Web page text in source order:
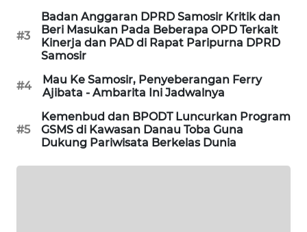
#3
Badan Anggaran DPRD Samosir Kritik dan
Beri Masukan Pada Beberapa OPD Terkait
Kinerja dan PAD di Rapat Paripurna DPRD
Samosir
#4
Mau Ke Samosir, Penyeberangan Ferry
Ajibata - Ambarita Ini Jadwalnya
#5
Kemenbud dan BPODT Luncurkan Program
GSMS di Kawasan Danau Toba Guna
Dukung Pariwisata Berkelas Dunia
BERAMPU
NEWS
ANUGERAH
NEWS
AKHLAK
ID
PERAPKI